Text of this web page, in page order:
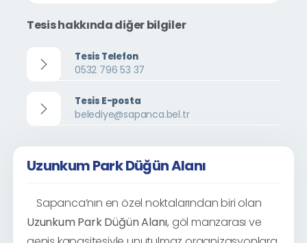
Tesis hakkında diğer bilgiler
Tesis Telefon
0532 796 53 37
Tesis E-posta
belediye@sapanca.bel.tr
Uzunkum Park Düğün Alanı
Sapanca’nın en özel noktalarından biri olan
Uzunkum Park Düğün Alanı, göl manzarası ve